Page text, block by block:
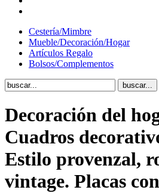
Cestería/Mimbre
Mueble/Decoración/Hogar
Artículos Regalo
Bolsos/Complementos
Decoración del
Cuadros
Estilo provenzal,
vintage. Placas